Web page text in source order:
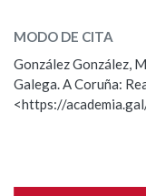
OUTRAS
Marcas gramaticais
ESCOLLE
Observación
Propoño
MODO DE CITA
González González,
Galega. A Coruña:
<https://